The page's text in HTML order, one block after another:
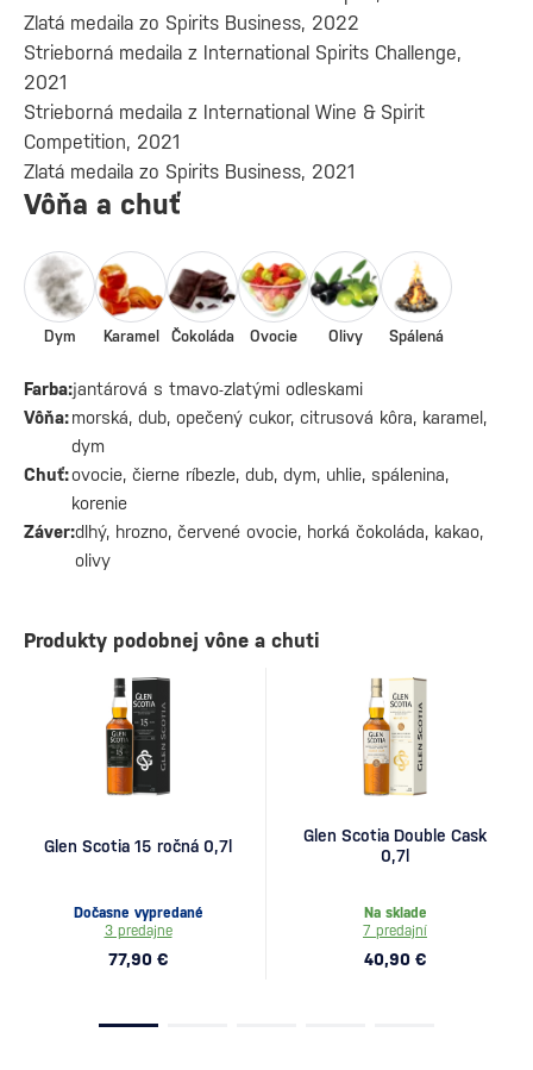
Zlatá medaila zo Spirits Business, 2022
Strieborná medaila z International Spirits Challenge,
2021
Strieborná medaila z International Wine & Spirit
Competition, 2021
Zlatá medaila zo Spirits Business, 2021
Vôňa a chuť
Farba:jantárová s tmavo-zlatými odleskami
Vôňa:morská, dub, opečený cukor, citrusová kôra, karamel,
dym
Chuť:ovocie, čierne ríbezle, dub, dym, uhlie, spálenina,
korenie
Záver:dlhý, hrozno, červené ovocie, horká čokoláda, kakao,
olivy
Dym Karamel Čokoláda Ovocie Olivy Spálená
Produkty podobnej vône a chuti
Glen Scotia 15 ročná 0,7l
Dočasne vypredané
3 predajne
77,90 €
Glen Scotia Double Cask
0,7l
Na sklade
7 predajní
40,90 €